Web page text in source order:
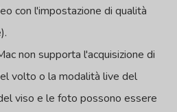
con l'impostazione di qualità
non supporta l'acquisizione di
volto o la modalità live del
viso e le foto possono essere